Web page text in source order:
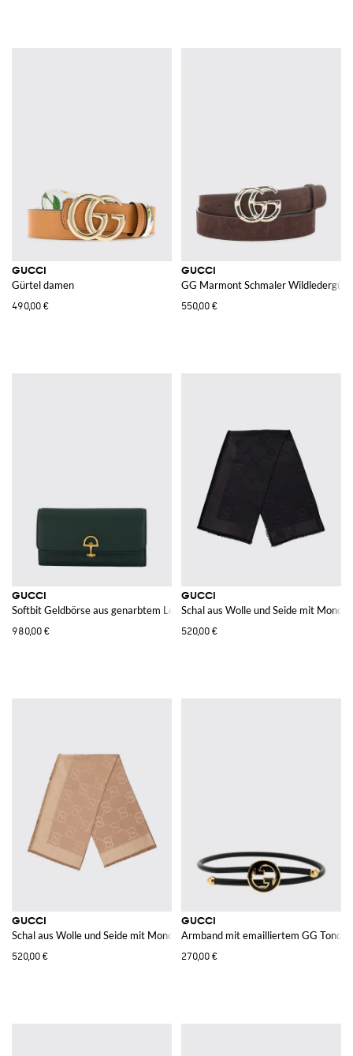
GUCCI
Gürtel damen
490,00 €
GUCCI
GG Marmont Schmaler
550,00 €
GUCCI
Softbit Geldbörse aus genarbtem Leder
980,00 €
GUCCI
Schal aus Wolle und Seide mit
520,00 €
GUCCI
Schal aus Wolle und Seide mit Monogramm-Muster
520,00 €
GUCCI
Armband mit emailliertem GG
270,00 €